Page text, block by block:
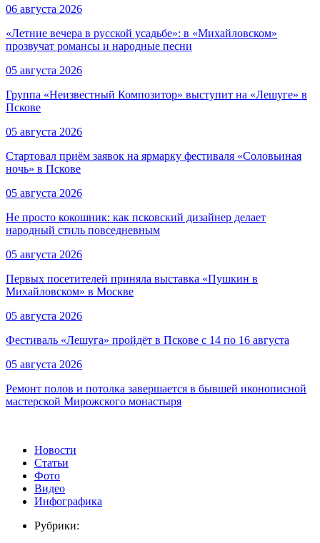
06 августа 2026
«Летние вечера в русской усадьбе»: в «Михайловском»
прозвучат романсы и народные песни
05 августа 2026
Группа «Неизвестный Композитор» выступит на «Лешуге» в
Пскове
05 августа 2026
Стартовал приём заявок на ярмарку фестиваля «Соловьиная
ночь» в Пскове
05 августа 2026
Не просто кокошник: как псковский дизайнер делает
народный стиль повседневным
05 августа 2026
Первых посетителей приняла выставка «Пушкин в
Михайловском» в Москве
05 августа 2026
Фестиваль «Лешуга» пройдёт в Пскове с 14 по 16 августа
05 августа 2026
Ремонт полов и потолка завершается в бывшей иконописной
мастерской Мирожского монастыря
Новости
Статьи
Фото
Видео
Инфографика
Рубрики: